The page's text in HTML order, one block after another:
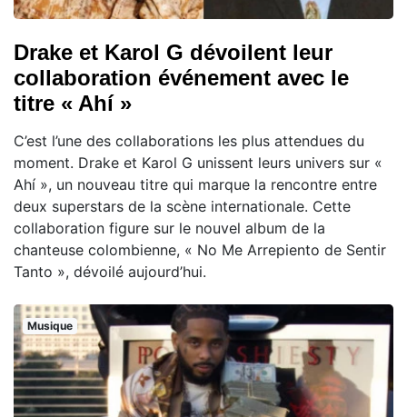
Drake et Karol G dévoilent leur
collaboration événement avec le
titre « Ahí »
C’est l’une des collaborations les plus attendues du
moment. Drake et Karol G unissent leurs univers sur «
Ahí », un nouveau titre qui marque la rencontre entre
deux superstars de la scène internationale. Cette
collaboration figure sur le nouvel album de la
chanteuse colombienne, « No Me Arrepiento de Sentir
Tanto », dévoilé aujourd’hui.
Musique